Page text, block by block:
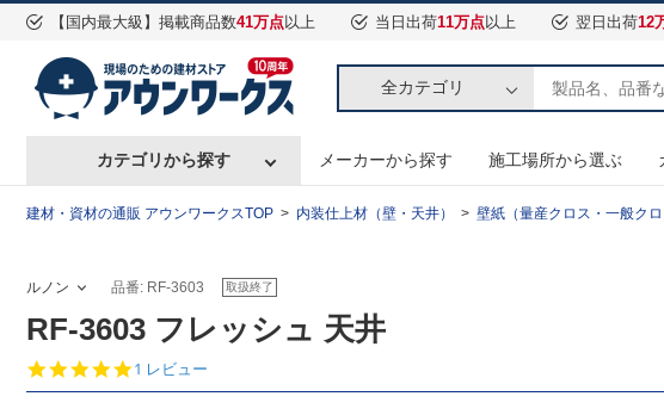
【国内最大級】掲載商品数41万点以上 当日出荷11万点以上 翌日出荷12
全カテゴリ
カテゴリから探す メーカーから探す 施工場所から選ぶ
建材・資材の通販 アウンワークスTOP 内装仕上材（壁・天井） 壁紙（量産クロス・一般クロ
ルノン 品番: RF-3603 取扱終了
RF-3603 フレッシュ 天井
5.
0
1 レビュー